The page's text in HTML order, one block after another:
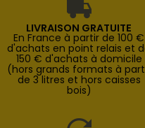
LIVRAISON GRATUITE
En France à partir de 100 €
d'achats en point relais et
150 € d'achats à domicile
(hors grands formats à
de 3 litres et hors caisses
bois)